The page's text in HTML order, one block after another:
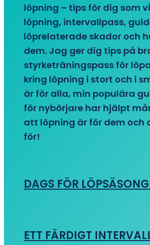
löpning – tips för dig som
löpning, intervallpass,
löprelaterade skador och
dem. Jag ger dig tips på
styrketräningspass för
kring löpning i stort och i
är för alla, min populära
för nybörjare har hjälpt
att löpning är för dem och
för!
DAGS FÖR
ETT FÄRDIGT